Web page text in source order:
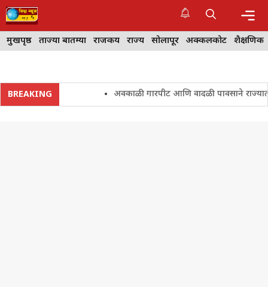
Skip
to
content
मुखपृष्ठ ताज्या बातम्या राजकीय राज्य सोलापूर अक्कलकोट शैक्षणिक
BREAKING अवकाळी गारपीट आणि वादळी पावसाने राज्यातील